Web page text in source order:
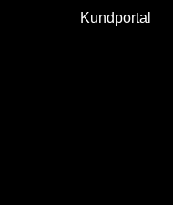
översättningarKundportal